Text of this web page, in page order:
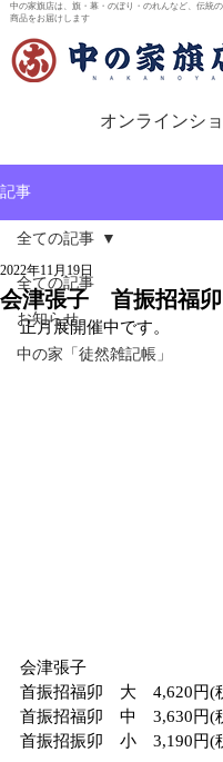
中の家旗店は、旗・幕・のぼり・のれんなど、伝統
商品をお届けします
オンラインシ
記事
全ての記事
お知らせ
中の家「徒然雑記帳」
全ての記事
会津張子 首振招福卯
2022年11月19日
正月展開催中です。
会津張子
首振招福卯　大　4,620円(
首振招福卯　中　3,630円(
首振招振卯　小　3,190円(